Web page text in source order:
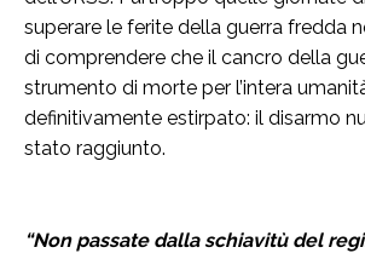
superare le ferite della guerra fredda
di comprendere che il cancro della
strumento di morte per l’intera
definitivamente estirpato: il disarmo
stato raggiunto.
“Non passate dalla schiavitù del